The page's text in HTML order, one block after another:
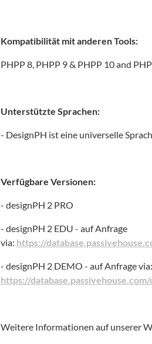
Kompatibilität mit anderen Tools:
PHPP 8, PHPP 9 & PHPP 10 and
Unterstützte Sprachen:
- DesignPH ist eine universelle
Verfügbare Versionen:
- designPH 2 PRO
- designPH 2 EDU - auf Anfrage
via: https://
- designPH 2 DEMO - auf Anfrage via:
https://
Weitere Informationen auf unserer